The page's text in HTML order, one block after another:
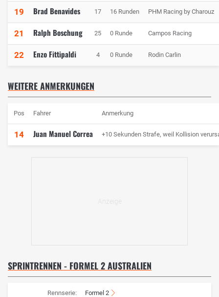
19 Brad Benavides 17 16 Runden PHM Racing by Charouz
21 Ralph Boschung 25 0 Runde Campos Racing
22 Enzo Fittipaldi 4 0 Runde Rodin Carlin
WEITERE ANMERKUNGEN
Pos Fahrer Anmerkung
14 Juan Manuel Correa +10 Sekunden Strafe, weil Kollision
SPRINTRENNEN - FORMEL 2 AUSTRALIEN
Rennserie: Formel 2